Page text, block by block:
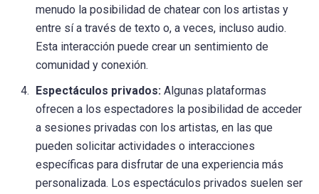
menudo la posibilidad de chatear con los artistas y
entre sí a través de texto o, a veces, incluso audio.
Esta interacción puede crear un sentimiento de
comunidad y conexión.
Espectáculos privados: Algunas plataformas
ofrecen a los espectadores la posibilidad de acceder
a sesiones privadas con los artistas, en las que
pueden solicitar actividades o interacciones
específicas para disfrutar de una experiencia más
personalizada. Los espectáculos privados suelen ser